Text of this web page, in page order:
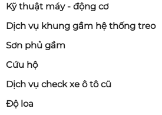
Kỹ thuật máy - động cơ
Dịch vụ khung gầm hệ thống treo
Sơn phủ gầm
Cứu hộ
Dịch vụ check xe ô tô cũ
Độ loa